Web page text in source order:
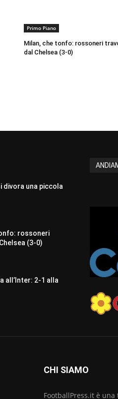
Primo Piano
Milan, che tonfo: rossoneri
dal Chelsea (3-0)
divora una piccola
rossoneri
(3-0)
all’Inter: 2-1 alla
CHI SIAMO
FootballPress.it è